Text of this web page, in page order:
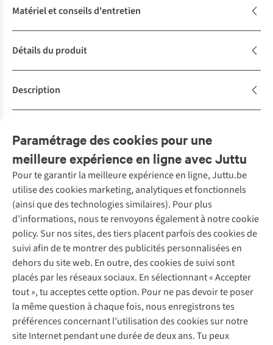
Matériel et conseils d'entretien
Détails du produit
Description
Paramétrage des cookies pour une
meilleure expérience en ligne avec Juttu
Pour te garantir la meilleure expérience en ligne, Juttu.be
utilise des cookies marketing, analytiques et fonctionnels
(ainsi que des technologies similaires). Pour plus
d’informations, nous te renvoyons également à notre cookie
policy. Sur nos sites, des tiers placent parfois des cookies de
suivi afin de te montrer des publicités personnalisées en
dehors du site web. En outre, des cookies de suivi sont
placés par les réseaux sociaux. En sélectionnant « Accepter
tout », tu acceptes cette option. Pour ne pas devoir te poser
la même question à chaque fois, nous enregistrons tes
préférences concernant l’utilisation des cookies sur notre
site Internet pendant une durée de deux ans. Tu peux
Service client
Questions fréquentes
Commander
Payer
10 % réduction étudiants
Klarna : post-paiement
Livraison
Retourner
Rétractation d'une commande
Garantie
Nos services
Vintage - ReJUsed
Atelier de couture
Personal shopping
Boîte à vêtements
Événements / ateliers
Juttu
Qui sommes-nous ?
Juttu Friends
Inspiration
Travailler chez Juttu
Nos magasins
Abonne-toi à la newsletter
Suivez-nous